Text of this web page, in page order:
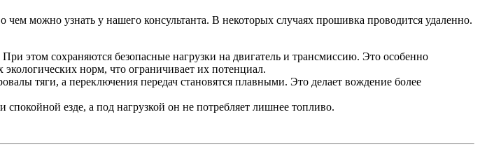
можно узнать у нашего консультанта. В некоторых случаях прошивка проводится удаленно.
этом сохраняются безопасные нагрузки на двигатель и трансмиссию. Это особенно
экологических норм, что ограничивает их потенциал.
тяги, а переключения передач становятся плавными. Это делает вождение более
езде, а под нагрузкой он не потребляет лишнее топливо.